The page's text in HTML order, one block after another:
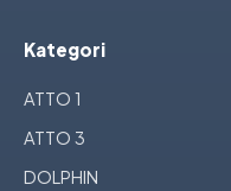
Kategori
ATTO 1
ATTO 3
DOLPHIN